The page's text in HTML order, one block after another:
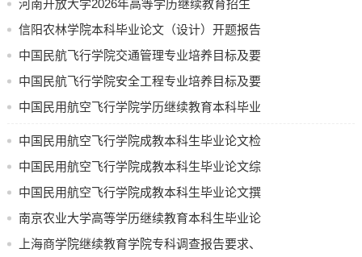
河南开放大学2026年高等学历继续教育招生
计划公示
信阳农林学院本科毕业论文（设计）开题报告
中国民航飞行学院交通管理专业培养目标及要
求（节选）
中国民航飞行学院安全工程专业培养目标及要
求
中国民用航空飞行学院学历继续教育本科毕业
论文（设计）使用 AI 工具的规定（试行）
中国民用航空飞行学院成教本科生毕业论文检
测要求
中国民用航空飞行学院成教本科生毕业论文综
合成绩评定办法
中国民用航空飞行学院成教本科生毕业论文撰
写和答辩流程
南京农业大学高等学历继续教育本科生毕业论
文(设计) 中期检查表
上海商学院继续教育学院专科调查报告要求、